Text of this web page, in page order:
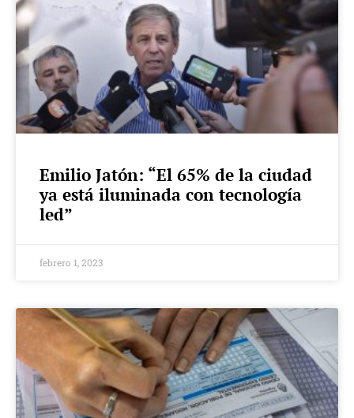
Emilio Jatón: “El 65% de la ciudad
ya está iluminada con tecnología
led”
febrero 1, 2023